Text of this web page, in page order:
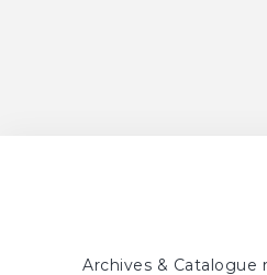
Archives & Catalogue